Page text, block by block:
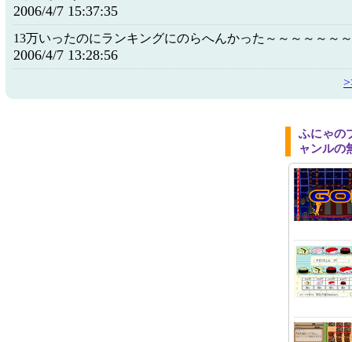
2006/4/7 15:37:35
13万いったのにランキングにのらへんかった～～～～～～～
2006/4/7 13:28:56
ふにゃの
ャンルの